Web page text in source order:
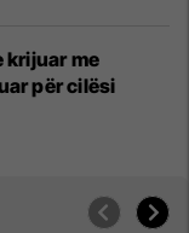
krijuar me
për cilësi